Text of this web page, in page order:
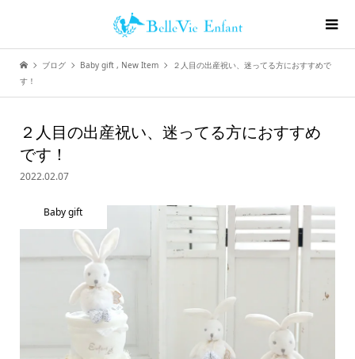
ブログ Baby gift , New Item
２人目の出産祝い、迷ってる方におすすめで
す！
２人目の出産祝い、迷ってる方におすすめ
です！
2022.02.07
Baby gift